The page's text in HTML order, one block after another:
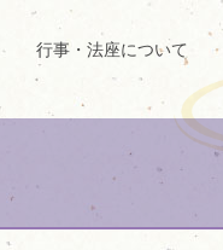
行事・法座について